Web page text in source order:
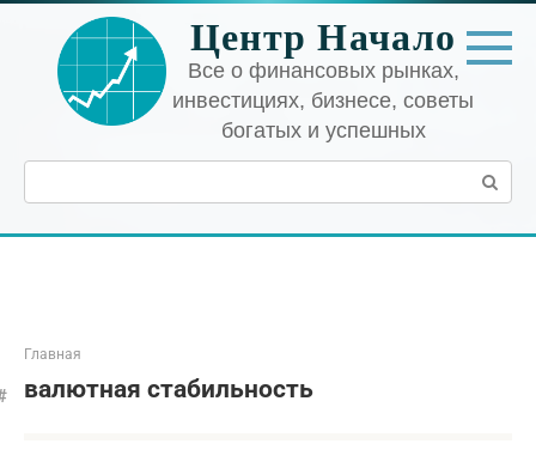
Перейти
контенту
Центр Начало
Все о финансовых рынках,
инвестициях, бизнесе, советы
богатых и успешных
Поиск:
Главная
валютная стабильность